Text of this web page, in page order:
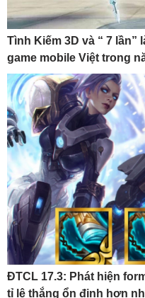
Tình Kiếm 3D và “ 7
game mobile Việt trong
ĐTCL 17.3: Phát hiện
tỉ lệ thắng ổn định hơn